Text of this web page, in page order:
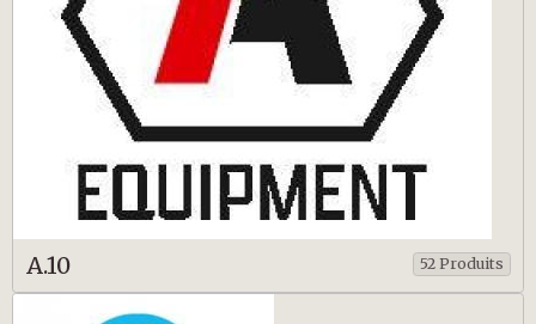
A.10 52 Produits